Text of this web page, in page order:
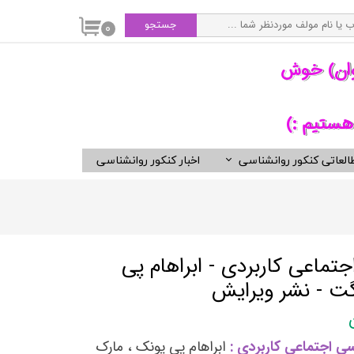
انتشارات ارسباران
انتشارات دوران
انتشارات رسا
انتشارات روان
کنکور روانشناسی
اخبار کنکور روانشناسی
۰ جستجو
خوش
هستیم :)
كاربردی - ابراهام پی
- نشر ویرایش
اجتماعی کاربردی : ابراهام پی یونک ، مارک